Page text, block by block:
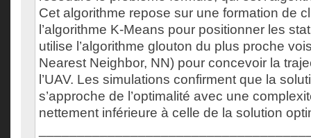
Cet algorithme repose sur une formation de
l’algorithme K-Means pour positionner les
utilise l’algorithme glouton du plus proche
Nearest Neighbor, NN) pour concevoir la
l’UAV. Les simulations confirment que la
s’approche de l’optimalité avec une
nettement inférieure à celle de la solution